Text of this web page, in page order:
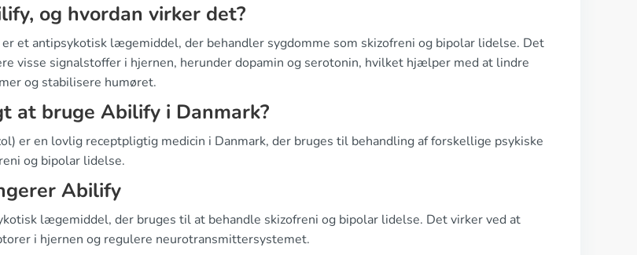
og hvordan virker det?
et antipsykotisk lægemiddel, der behandler sygdomme som skizofreni og bipolar lidelse. Det
visse signalstoffer i hjernen, herunder dopamin og serotonin, hvilket hjælper med at lindre
og stabilisere humøret.
at bruge Abilify i Danmark?
er en lovlig receptpligtig medicin i Danmark, der bruges til behandling af forskellige psykiske
og bipolar lidelse.
Abilify
lægemiddel, der bruges til at behandle skizofreni og bipolar lidelse. Det virker ved at
i hjernen og regulere neurotransmittersystemet.